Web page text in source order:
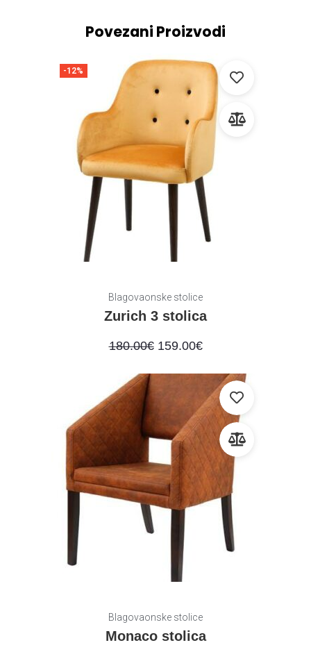
Povezani Proizvodi
-12%
Blagovaonske stolice
Zurich 3 stolica
180.00€ 159.00€
Blagovaonske stolice
Monaco stolica